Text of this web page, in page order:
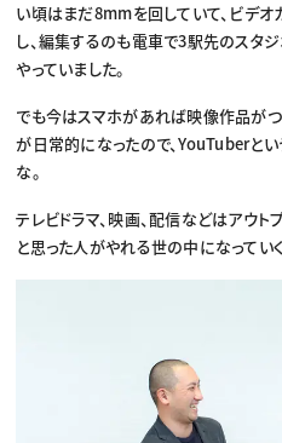
い頃はまだ8mmを回していて、ビデ
し、編集するのも電車で3駅先のスタ
やっていました。
でも今はスマホがあれば映像作品がつ
が日常的になったので、YouTuberと
な。
テレビドラマ、映画、配信などはアウ
と思った人がやれる世の中になってい